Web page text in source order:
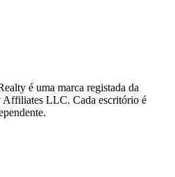
é uma marca registada da
Affiliates LLC. Cada escritório é